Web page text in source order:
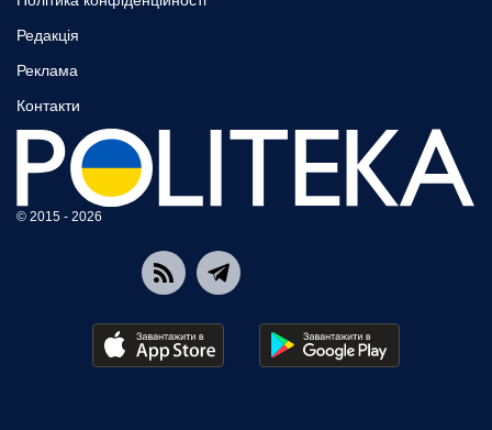
Редакція
Реклама
Контакти
© 2015 - 2026